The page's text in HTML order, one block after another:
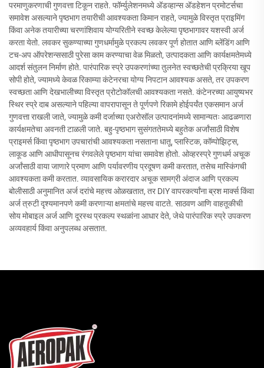
परमाणुकरणाची गुणवत्ता टिकून राहते. फॉर्म्युलेशनमध्ये अ‍ॅडव्हान्स अ‍ॅडहेशन प्रमोटर्सचा
समावेश असल्याने पृष्ठभाग तयारीची आवश्यकता किमान राहते, ज्यामुळे विस्तृत प्राइमिंग
किंवा अनेक तयारीच्या चरणांशिवाय योग्यरितीने स्वच्छ केलेल्या पृष्ठभागावर यशस्वी अर्ज
करता येतो. लवकर सुकण्याच्या गुणधर्मामुळे प्रकल्प लवकर पूर्ण होतात आणि ब्लेंडिंग आणि
टच-अप ऑपरेशन्ससाठी पुरेसा काम करण्याचा वेळ मिळतो, उत्पादकता आणि कार्यक्षमतेमध्ये
आदर्श संतुलन निर्माण होते. पारंपारिक स्प्रे उपकरणांच्या तुलनेत स्वच्छतेची प्रक्रिया खूप
सोपी होते, ज्यामध्ये केवळ रिकाम्या कंटेनरचा योग्य निपटान आवश्यक असते, तर उपकरण
स्वच्छता आणि देखभालीच्या विस्तृत प्रोटोकॉलची आवश्यकता नसते. कंटेनरच्या आयुष्यभर
स्थिर स्प्रे दाब असल्याने पहिल्या वापरापासून ते पूर्णपणे रिकामे होईपर्यंत एकसमान अर्ज
गुणवत्ता राखली जाते, ज्यामुळे कमी दर्जाच्या एअरोसॉल उत्पादनांमध्ये सामान्यतः आढळणारा
कार्यक्षमतेचा अवनती टाळली जाते. बहु-पृष्ठभाग सुसंगततेमध्ये बहुतेक अर्जांसाठी विशेष
प्राइमर्स किंवा पृष्ठभाग उपचारांची आवश्यकता नसताना धातू, प्लास्टिक, कॉम्पोझिट्स,
लाकूड आणि आधीपासूनच रंगवलेले पृष्ठभाग यांचा समावेश होतो. ओव्हरस्प्रे गुणधर्म अचूक
अर्जांसाठी वाया जाणारे प्रमाण आणि पर्यावरणीय प्रदूषण कमी करतात, तसेच मास्किंगची
आवश्यकता कमी करतात. व्यावसायिक करारदार अचूक सामग्री अंदाज आणि प्रकल्प
बोलीसाठी अनुमानित अर्ज दरांचे महत्त्व ओळखतात, तर DIY वापरकर्त्यांना ब्रश मार्क्स किंवा
अर्ज त्रुटी दृश्यमानपणे कमी करणाऱ्या क्षमतांचे महत्त्व वाटते. साठवण आणि वाहतूकीची
सोय मोबाइल अर्ज आणि दूरस्थ प्रकल्प स्थळांना आधार देते, जेथे पारंपारिक स्प्रे उपकरण
अव्यवहार्य किंवा अनुपलब्ध असतात.